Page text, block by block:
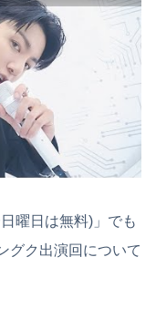
曜日は無料)」でも
グク出演回について